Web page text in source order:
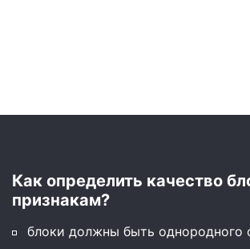
Как определить качество
признакам?
блоки должны быть однородного